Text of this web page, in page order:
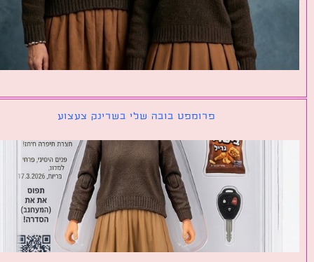
פרומפט בובה שלי בשרינק צעצוע